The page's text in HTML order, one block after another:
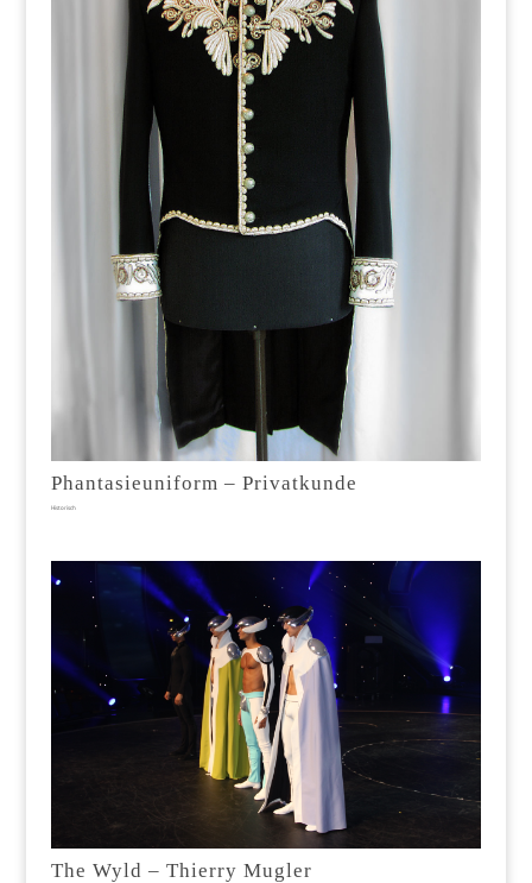
Phantasieuniform – Privatkunde
Historisch
The Wyld – Thierry Mugler